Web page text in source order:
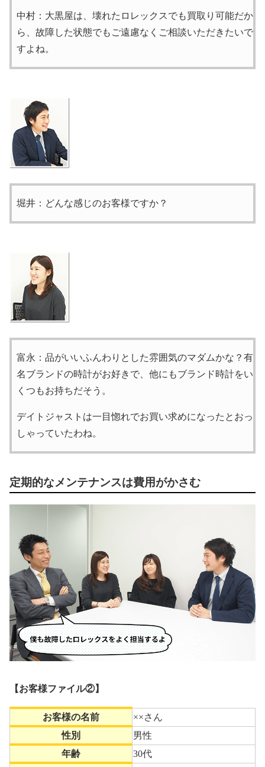
中村：大黒屋は、壊れたロレックスでも買取り可能だか
ら、故障した状態でもご遠慮なくご相談いただきたいで
すよね。
堀井：どんな感じのお客様ですか？
富永：品がいいふんわりとした雰囲気のマダムかな？有
名ブランドの時計がお好きで、他にもブランド時計をい
くつもお持ちだそう。
デイトジャストは一目惚れでお買い求めになったとおっ
しゃっていたわね。
定期的なメンテナンスは費用がかさむ
【お客様ファイル②】
お客様の名前
××さん
性別
男性
年齢
30代